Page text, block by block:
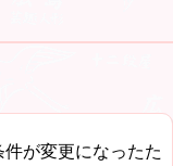
が変更になったた